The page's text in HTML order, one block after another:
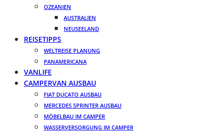
OZEANIEN
AUSTRALIEN
NEUSEELAND
REISETIPPS
WELTREISE PLANUNG
PANAMERICANA
VANLIFE
CAMPERVAN AUSBAU
FIAT DUCATO AUSBAU
MERCEDES SPRINTER AUSBAU
MÖBELBAU IM CAMPER
WASSERVERSORGUNG IM CAMPER